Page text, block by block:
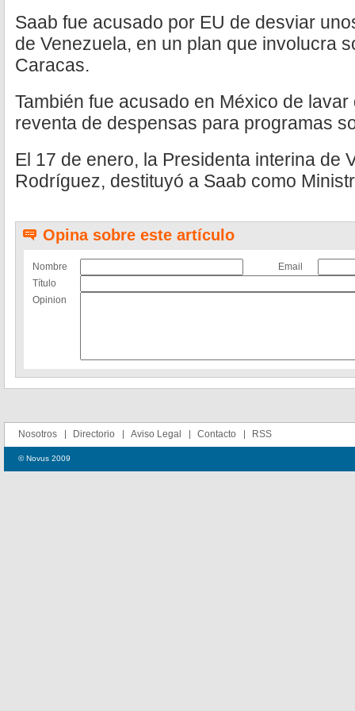
Saab fue acusado por EU de desviar
de Venezuela, en un plan que involucra
Caracas.
También fue acusado en México de
reventa de despensas para programas
El 17 de enero, la Presidenta interina de
Rodríguez, destituyó a Saab como
Opina sobre este artículo
Nombre
Email
Título
Opinion
Nosotros Directorio Aviso Legal Contacto RSS
© Novus 2009